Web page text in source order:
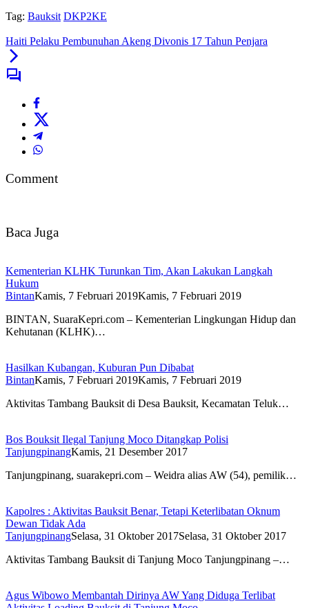
Tag: Bauksit DKP2KE
Haiti Pelaku Pembunuhan Akeng Divonis 17 Tahun Penjara
Comment
Baca Juga
Kementerian KLHK Turunkan Tim, Akan Lakukan Langkah
Hukum
BintanKamis, 7 Februari 2019Kamis, 7 Februari 2019
BINTAN, SuaraKepri.com – Kementerian Lingkungan Hidup dan
Kehutanan (KLHK)…
Hasilkan Kubangan, Kuburan Pun Dibabat
BintanKamis, 7 Februari 2019Kamis, 7 Februari 2019
Aktivitas Tambang Bauksit di Desa Bauksit, Kecamatan Teluk…
Bos Bouksit Ilegal Tanjung Moco Ditangkap Polisi
TanjungpinangKamis, 21 Desember 2017
Tanjungpinang, suarakepri.com – Weidra alias AW (54), pemilik…
Kapolres : Aktivitas Bauksit Benar, Tetapi Keterlibatan Oknum
Dewan Tidak Ada
TanjungpinangSelasa, 31 Oktober 2017Selasa, 31 Oktober 2017
Aktivitas Tambang Bauksit di Tanjung Moco Tanjungpinang –…
Agus Wibowo Membantah Dirinya AW Yang Diduga Terlibat